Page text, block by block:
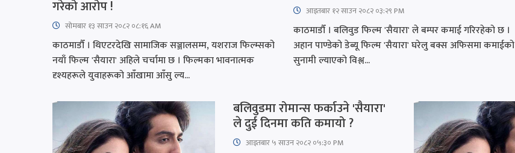
गरेको आरोप !
सोमबार १३ साउन २०८२ ०८:१६ AM
काठमाडौँ । थिएटरदेखि सामाजिक सञ्जालसम्म, यशराज फिल्म्सको
नयाँ फिल्म 'सैयारा' अहिले चर्चामा छ । फिल्मका भावनात्मक
दृश्यहरूले युवाहरूको आँखामा आँसु ल्य...
आइतबार​ १२ साउन २०८२ ०३:२९ PM
काठमाडौँ । बलिवुड फिल्म 'सैयारा' ले बम्पर कमाई गरिरहेको छ ।
अहान पाण्डेको डेब्यू फिल्म 'सैयारा' घरेलु बक्स अफिसमा कमाईको
सुनामी ल्याएको विश्ल...
बलिवुडमा रोमान्स फर्काउने 'सैयारा'
ले दुई दिनमा कति कमायो ?
आइतबार​ ५ साउन २०८२ ०५:३० PM